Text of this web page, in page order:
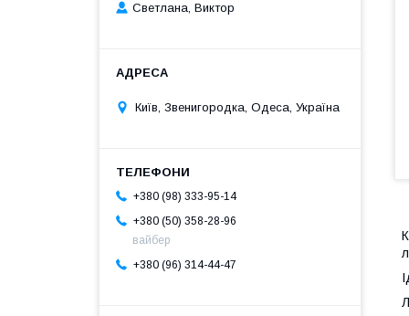
Светлана, Виктор
Київ, Звенигородка, Одеса, Україна
+380 (98) 333-95-14
+380 (50) 358-28-96
вайбер
+380 (96) 314-44-47